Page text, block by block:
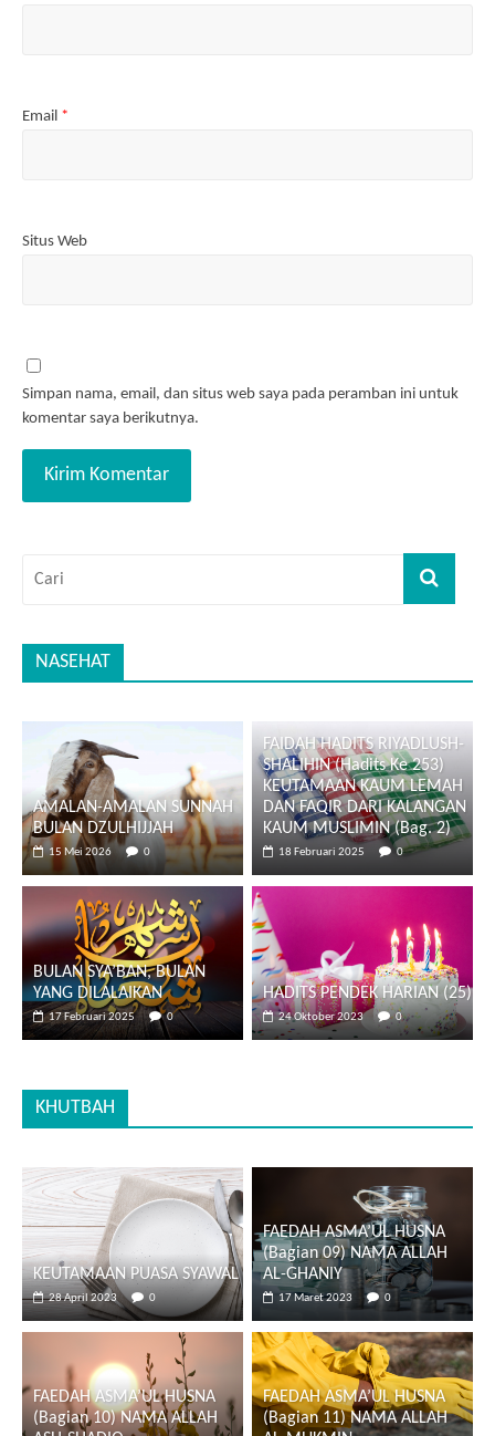
Email *
Situs Web
Simpan nama, email, dan situs web saya pada peramban ini untuk
komentar saya berikutnya.
NASEHAT
AMALAN-AMALAN SUNNAH
BULAN DZULHIJJAH
15 Mei 2026 0
FAIDAH HADITS RIYADLUSH-
SHALIHIN (Hadits Ke 253)
KEUTAMAAN KAUM LEMAH
DAN FAQIR DARI KALANGAN
KAUM MUSLIMIN (Bag. 2)
18 Februari 2025 0
BULAN SYA’BAN, BULAN
YANG DILALAIKAN
17 Februari 2025 0
HADITS PENDEK HARIAN (25)
24 Oktober 2023 0
KHUTBAH
KEUTAMAAN PUASA SYAWAL
28 April 2023 0
FAEDAH ASMA’UL HUSNA
(Bagian 09) NAMA ALLAH
AL-GHANIY
17 Maret 2023 0
FAEDAH ASMA’UL HUSNA
(Bagian 10) NAMA ALLAH
FAEDAH ASMA’UL HUSNA
(Bagian 11) NAMA ALLAH